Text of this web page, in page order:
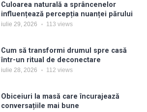
Culoarea naturală a sprâncenelor
influențează percepția nuanței părului
iulie 29, 2026 113 views
Cum să transformi drumul spre casă
într-un ritual de deconectare
iulie 28, 2026 112 views
Obiceiuri la masă care încurajează
conversațiile mai bune